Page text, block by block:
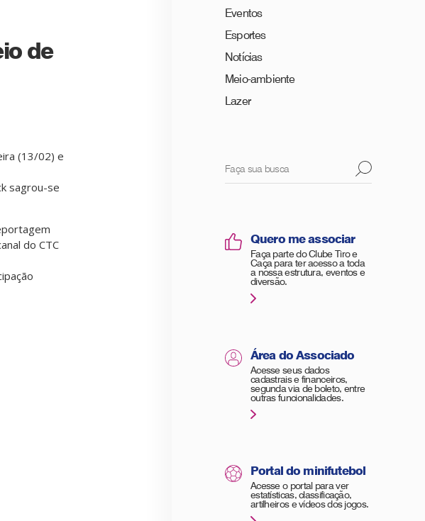
de
(13/02) e
sagrou-se
do CTC
Eventos
Esportes
Notícias
Meio-ambiente
Lazer
Quero me associar
Faça parte do Clube Tiro e
Caça para ter acesso a toda
a nossa estrutura, eventos e
diversão.
Área do Associado
Acesse seus dados
cadastrais e financeiros,
segunda via de boleto, entre
outras funcionalidades.
Portal do minifutebol
Acesse o portal para ver
estatísticas, classificação,
artilheiros e vídeos dos jogos.